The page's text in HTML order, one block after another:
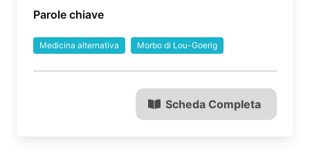
Parole chiave
Medicina alternativa Morbo di Lou-Goerig
Scheda Completa